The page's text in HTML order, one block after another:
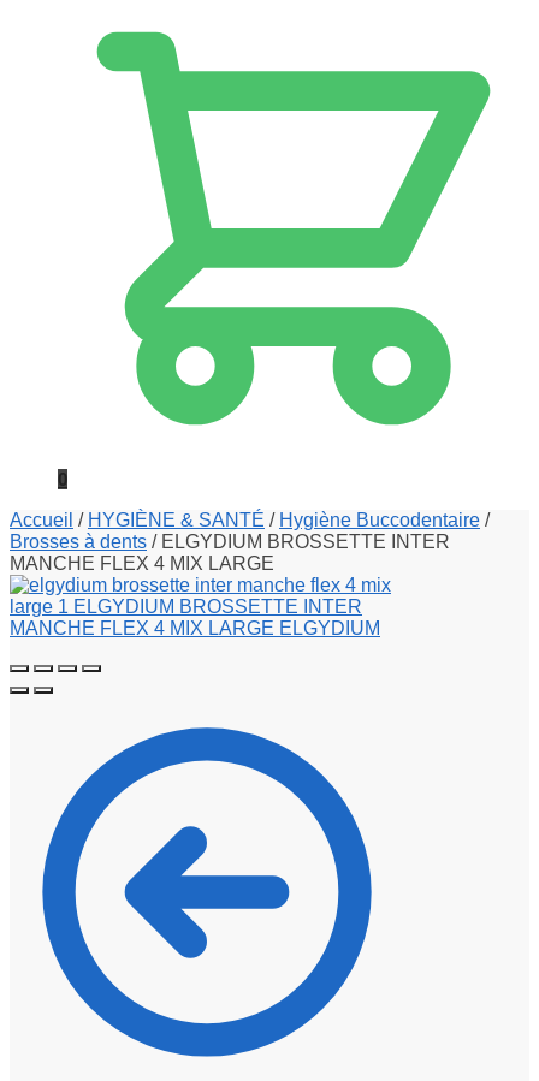
0
Accueil / HYGIÈNE & SANTÉ / Hygiène Buccodentaire /
Brosses à dents / ELGYDIUM BROSSETTE INTER
MANCHE FLEX 4 MIX LARGE